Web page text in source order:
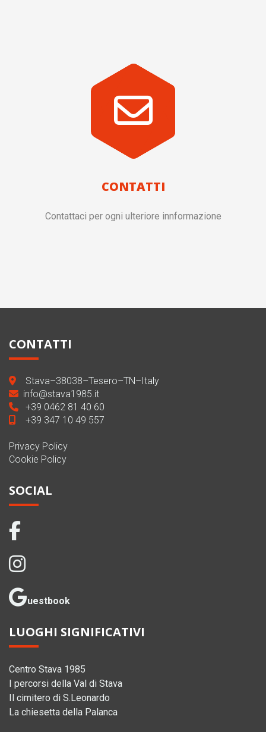
CONTATTI
Contattaci per ogni ulteriore innformazione
CONTATTI
Stava–38038–Tesero–TN–Italy
info@stava1985.it
+39 0462 81 40 60
+39 347 10 49 557
Privacy Policy
Cookie Policy
SOCIAL
uestbook
LUOGHI SIGNIFICATIVI
Centro Stava 1985
I percorsi della Val di Stava
Il cimitero di S.Leonardo
La chiesetta della Palanca